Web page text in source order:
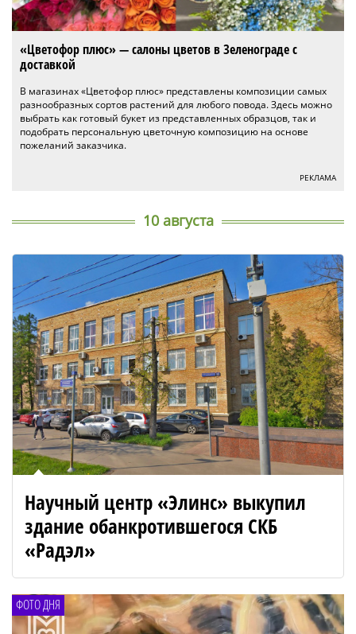
«Цветофор плюс» — салоны цветов в Зеленограде с
доставкой
В магазинах «Цветофор плюс» представлены композиции самых
разнообразных сортов растений для любого повода. Здесь можно
выбрать как готовый букет из представленных образцов, так и
подобрать персональную цветочную композицию на основе
пожеланий заказчика.
РЕКЛАМА
10 августа
Научный центр «Элинс» выкупил
здание обанкротившегося СКБ
«Радэл»
ФОТО ДНЯ